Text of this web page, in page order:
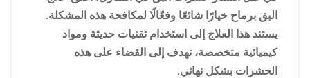
البق برماح خيارًا شائعًا وفعّالًا لمكافحة هذه المشكلة.
يستند هذا العلاج إلى استخدام تقنيات حديثة ومواد
كيميائية متخصصة، تهدف إلى القضاء على هذه
الحشرات بشكل نهائي.